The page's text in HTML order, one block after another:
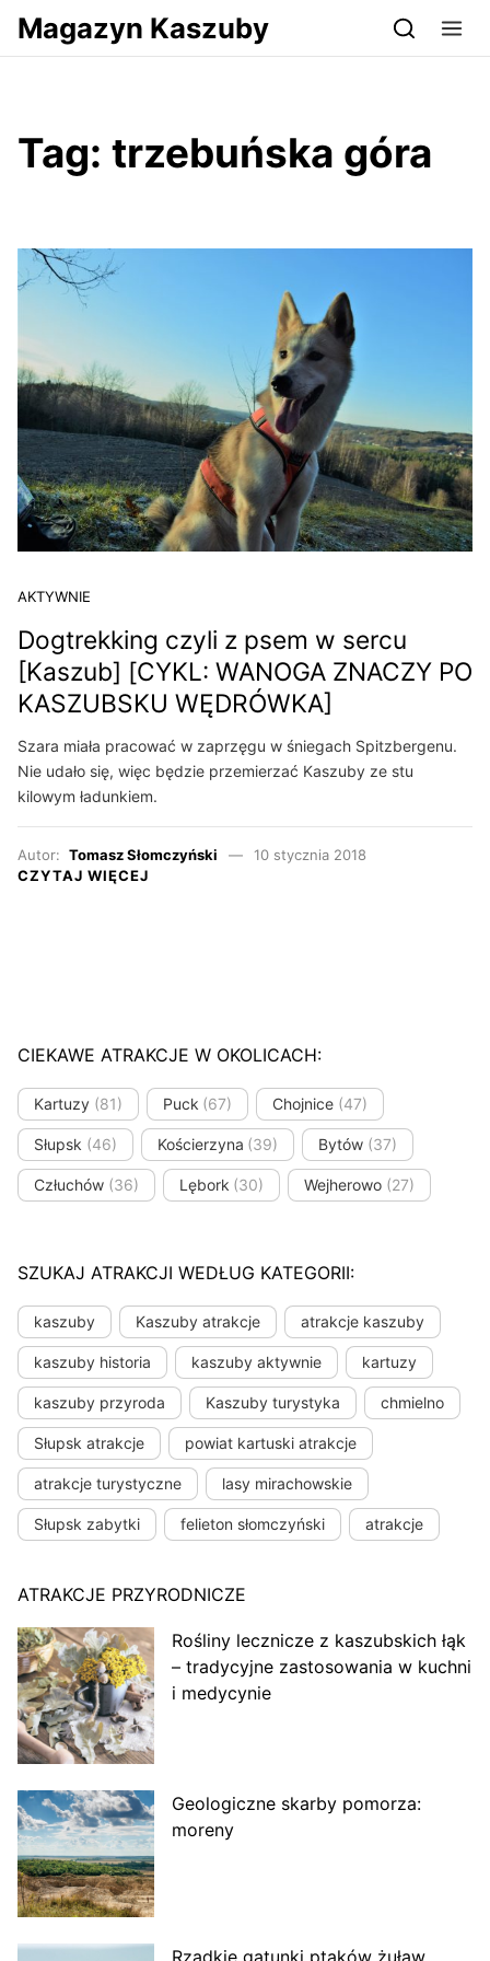
Przejdź do serwisu magazynkaszuby.pl
Magazyn Kaszuby
Tag: trzebuńska góra
AKTYWNIE
Dogtrekking czyli z psem w sercu
[Kaszub] [CYKL: WANOGA ZNACZY PO
KASZUBSKU WĘDRÓWKA]
Szara miała pracować w zaprzęgu w śniegach Spitzbergenu.
Nie udało się, więc będzie przemierzać Kaszuby ze stu
kilowym ładunkiem.
Autor: Tomasz Słomczyński
10 stycznia 2018
CZYTAJ WIĘCEJ
CIEKAWE ATRAKCJE W OKOLICACH:
Kartuzy (81) Puck (67) Chojnice (47)
Słupsk (46) Kościerzyna (39) Bytów (37)
Człuchów (36) Lębork (30) Wejherowo (27)
SZUKAJ ATRAKCJI WEDŁUG KATEGORII:
kaszuby Kaszuby atrakcje atrakcje kaszuby
kaszuby historia kaszuby aktywnie kartuzy
kaszuby przyroda Kaszuby turystyka chmielno
Słupsk atrakcje powiat kartuski atrakcje
atrakcje turystyczne lasy mirachowskie
Słupsk zabytki felieton słomczyński atrakcje
ATRAKCJE PRZYRODNICZE
Rośliny lecznicze z kaszubskich łąk
– tradycyjne zastosowania w kuchni
i medycynie
Geologiczne skarby pomorza:
moreny